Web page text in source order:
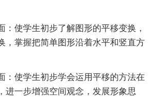
：使学生初步了解图形的平移变换，
，掌握把简单图形沿着水平和竖直方
：使学生初步学会运用平移的方法在
进一步增强空间观念，发展形象思